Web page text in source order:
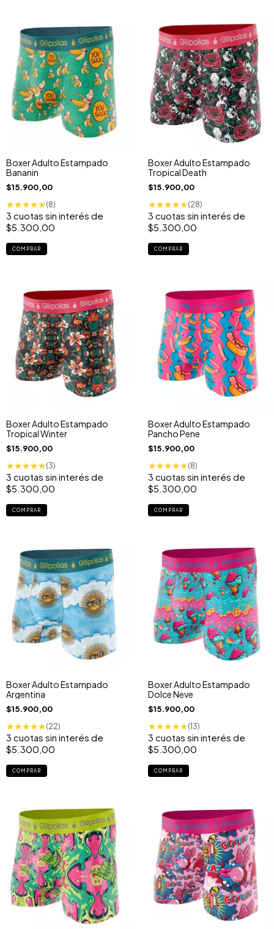
Boxer Adulto Estampado
Bananin
$15.900,00
★★★★★(8)
3 cuotas sin interés de
$5.300,00
COMPRAR
Boxer Adulto Estampado
Tropical Death
$15.900,00
★★★★★(28)
3 cuotas sin interés de
$5.300,00
COMPRAR
Boxer Adulto Estampado
Tropical Winter
$15.900,00
★★★★★(3)
3 cuotas sin interés de
$5.300,00
COMPRAR
Boxer Adulto Estampado
Pancho Pene
$15.900,00
★★★★★(8)
3 cuotas sin interés de
$5.300,00
COMPRAR
Boxer Adulto Estampado
Argentina
$15.900,00
★★★★★(22)
3 cuotas sin interés de
$5.300,00
COMPRAR
Boxer Adulto Estampado
Dolce Neve
$15.900,00
★★★★★(13)
3 cuotas sin interés de
$5.300,00
COMPRAR